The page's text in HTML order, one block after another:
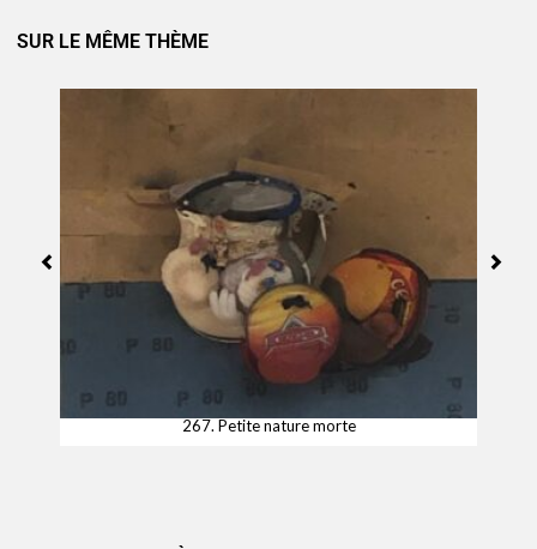
SUR LE MÊME THÈME
267. Petite nature morte